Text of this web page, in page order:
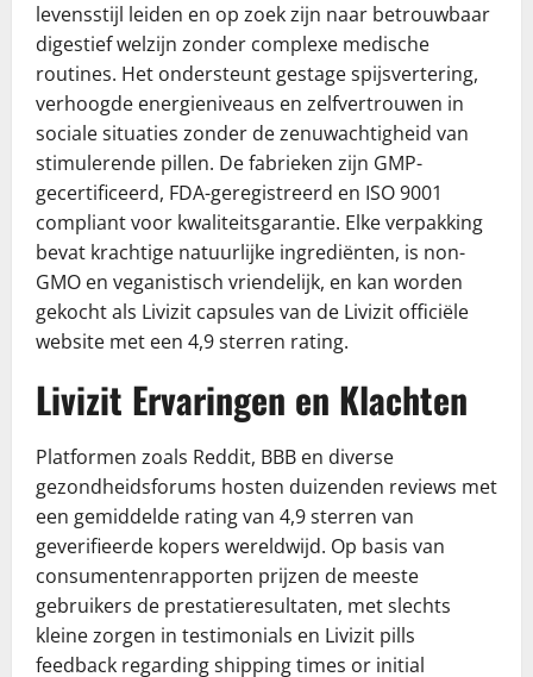
levensstijl leiden en op zoek zijn naar betrouwbaar
digestief welzijn zonder complexe medische
routines. Het ondersteunt gestage spijsvertering,
verhoogde energieniveaus en zelfvertrouwen in
sociale situaties zonder de zenuwachtigheid van
stimulerende pillen. De fabrieken zijn GMP-
gecertificeerd, FDA-geregistreerd en ISO 9001
compliant voor kwaliteitsgarantie. Elke verpakking
bevat krachtige natuurlijke ingrediënten, is non-
GMO en veganistisch vriendelijk, en kan worden
gekocht als Livizit capsules van de Livizit officiële
website met een 4,9 sterren rating.
Livizit Ervaringen en Klachten
Platformen zoals Reddit, BBB en diverse
gezondheidsforums hosten duizenden reviews met
een gemiddelde rating van 4,9 sterren van
geverifieerde kopers wereldwijd. Op basis van
consumentenrapporten prijzen de meeste
gebruikers de prestatieresultaten, met slechts
kleine zorgen in testimonials en Livizit pills
feedback regarding shipping times or initial